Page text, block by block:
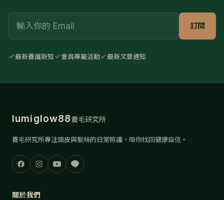
訂閱
最新養護新知 會員專屬活動 最新文章通知
lumiglow88養毛研究所
養毛研究所專注頭皮與髮絲的日常照護，陪你找回健康自信。
關於我們